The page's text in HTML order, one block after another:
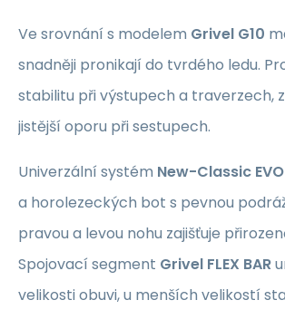
Ve srovnání s modelem Grivel G10
snadněji pronikají do tvrdého ledu.
stabilitu při výstupech a
jistější oporu při sestupech.
Univerzální systém New-Classic EVO
a horolezeckých bot s pevnou
pravou a levou nohu zajišťuje
Spojovací segment Grivel FLEX BAR
velikosti obuvi, u menších velikostí